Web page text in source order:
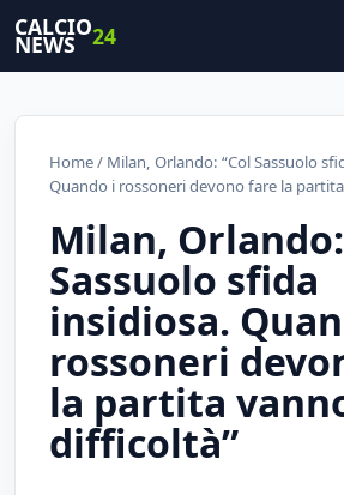
CALCIO
NEWS 24
Home/ Milan, Orlando: “Col Sassuolo
Quando i rossoneri devono fare la
Milan, Orlando:
Sassuolo sfida
insidiosa.
rossoneri
la partita
difficoltà”